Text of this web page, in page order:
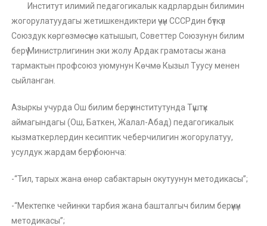
Институт илимий педагогикалык кадрлардын билимин
жогорулатуудагы жетишкендиктери үчүн СССРдин бүткүл
Союздук көргөзмөсүнө катышып, Советтер Союзунун билим
берүү Министрлигинин эки жолу Ардак грамотасы жана
тармактын профсоюз уюмунун Көчмө Кызыл Туусу менен
сыйланган.
Азыркы учурда Ош билим берүү институтунда Түштүк
аймагындагы (Ош, Баткен, Жалал-Абад) педагогикалык
кызматкерлердин кесиптик чеберчилигин жогорулатуу,
усулдук жардам берүү боюнча:
-“Тил, тарых жана өнөр сабактарын окутуунун методикасы”;
-“Мектепке чейинки тарбия жана башталгыч билим берүүнүн
методикасы”;